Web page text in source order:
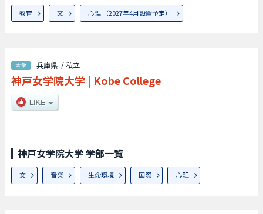
教育 文 心理 （2027年4月設置予定）
兵庫県 / 私立
神戸女学院大学 | Kobe College
神戸女学院大学 学部一覧
文 音楽 生命環境 国際 心理